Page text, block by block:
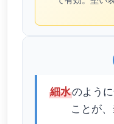
細水のよう
ことが